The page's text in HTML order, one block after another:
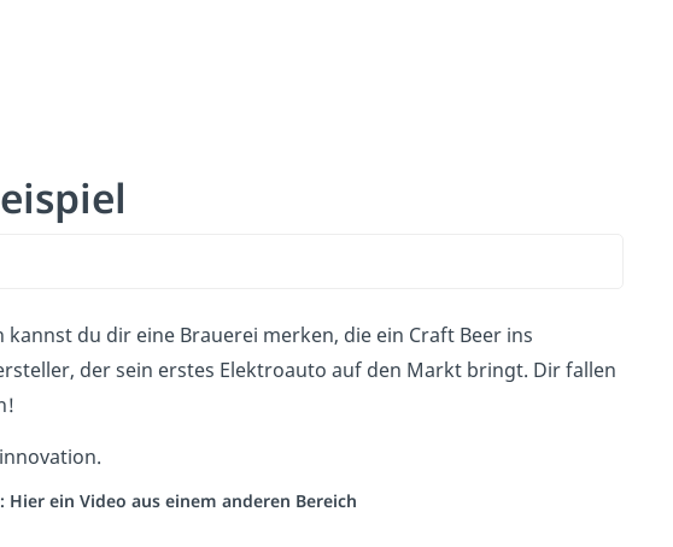
du dir eine Brauerei merken, die ein Craft Beer ins
der sein erstes Elektroauto auf den Markt bringt. Dir fallen
ein Video aus einem anderen Bereich